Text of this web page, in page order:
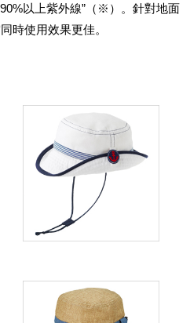
以上紫外線”（※）。針對地面
時使用效果更佳。